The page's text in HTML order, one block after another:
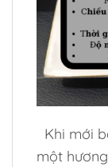
Khi mới
một